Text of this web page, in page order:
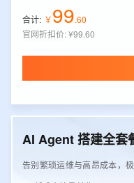
合计: ￥99.60
官网折扣价:¥99.60
AI Agent 搭建全套
告别繁琐运维与高昂成本，